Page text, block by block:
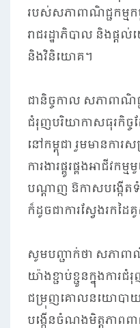
របស់សភាពាណិជ្ជកម្មក
រាជរដ្ឋាភិបាល និងផ្ត
និងវិនិយោគ។
ជានិច្ចកាល សភាពាណិជ្ជ
ជំរុញបរិយាកាសធុរកិច្
នៅកម្ពុជា រួមមានការ
ការងារផ្គូរផ្គងអាជី
បណ្តាញ ឱកាសបង្កើ
ក៏ដូចជាការស្វែងរកដ
សូមបញ្ជាក់ថា សភាពាណិ
យ៉ាងខ្ជាប់ខ្ជួនក្នុងការ
ជម្រុញគោលនយោបា
បង្កើនចំណងមិត្តភាពពា